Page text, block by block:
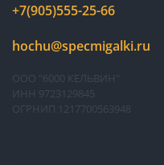
+7(905)555-25-66
hochu@specmigalki.ru
ООО "6000 КЕЛЬВИН"
ИНН 9723129845
ОГРНИП 1217700563948